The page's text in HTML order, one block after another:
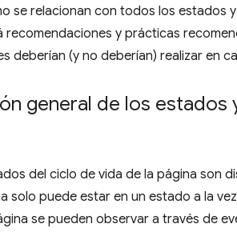
se relacionan con todos los estados
y prácticas
deberían (y no deberían) realizar en
general de los
del ciclo de vida de la página son
solo puede estar en un estado a la
se pueden observar a través de